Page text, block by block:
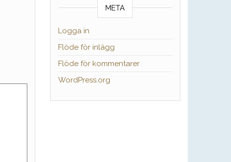
META
Logga in
Flöde för inlägg
Flöde för kommentarer
WordPress.org